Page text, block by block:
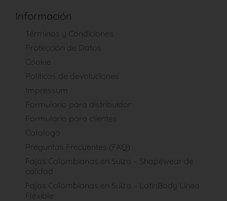
Información
Términos y Condiciones
Protección de Datos
Cookie
Políticas de devoluciones
Impressum
Formulario para distribuidor
Formulario para clientes
Catalogo
Preguntas Frecuentes (FAQ)
Fajas Colombianas en Suiza – Shapewear de
calidad
Fajas Colombianas en Suiza – LatinBody Linea
Flexible